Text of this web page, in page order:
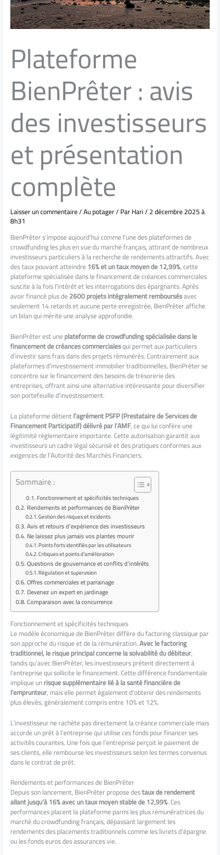
Plateforme
BienPrêter : avis
des investisseurs
et présentation
complète
Laisser un commentaire/Au potager/ ParHari/2 décembre 2025 à
8h31
BienPrêter s’impose aujourd’hui comme l’une des plateformes de
crowdfunding les plus en vue du marché français, attirant de nombreux
investisseurs particuliers à la recherche de rendements attractifs. Avec
des taux pouvant atteindre16% et un taux moyen de 12,99%, cette
plateforme spécialisée dans le financement de créances commerciales
suscite à la fois l’intérêt et les interrogations des épargnants. Après
avoir financé plus de2600 projets intégralement remboursésavec
seulement 14 retards et aucune perte enregistrée, BienPrêter affiche
un bilan qui mérite une analyse approfondie.
BienPrêter est uneplateforme de crowdfunding spécialisée dans le
financement de créances commercialesqui permet aux particuliers
d’investir sans frais dans des projets rémunérés. Contrairement aux
plateformes d’investissement immobilier traditionnelles, BienPrêter se
concentre sur le financement des besoins de trésorerie des
entreprises, offrant ainsi une alternative intéressante pour diversifier
son portefeuille d’investissement.
La plateforme détientl’agrément PSFP (Prestataire de Services de
Financement Participatif) délivré par l’AMF, ce qui lui confère une
légitimité réglementaire importante. Cette autorisation garantit aux
investisseurs un cadre légal sécurisé et des pratiques conformes aux
exigences de l’Autorité des Marchés Financiers.
Sommaire :
Fonctionnement et spécificités techniques
Rendements et performances de BienPrêter
Gestion des risques et incidents
Avis et retours d’expérience des investisseurs
Ne laissez plus jamais vos plantes mourir
Points forts identifiés par les utilisateurs
Critiques et points d’amélioration
Questions de gouvernance et conflits d’intérêts
Régulation et supervision
Offres commerciales et parrainage
Devenez un expert en jardinage
Comparaison avec la concurrence
Fonctionnement et spécificités techniques
Le modèle économique de BienPrêter diffère du factoring classique par
son approche du risque et de la rémunération.Avec le factoring
traditionnel, le risque principal concerne la solvabilité du débiteur,
tandis qu’avec BienPrêter, les investisseurs prêtent directement à
l’entreprise qui sollicite le financement. Cette différence fondamentale
implique unrisque supplémentaire lié à la santé financière de
l’emprunteur, mais elle permet également d’obtenir des rendements
plus élevés, généralement compris entre 10% et 12%.
L’investisseur ne rachète pas directement la créance commerciale mais
accorde un prêt à l’entreprise qui utilise ces fonds pour financer ses
activités courantes. Une fois que l’entreprise perçoit le paiement de
ses clients, elle rembourse les investisseurs selon les termes convenus
dans le contrat de prêt.
Rendements et performances de BienPrêter
Depuis son lancement, BienPrêter propose destaux de rendement
allant jusqu’à 16% avec un taux moyen stable de 12,99%. Ces
performances placent la plateforme parmi les plus rémunératrices du
marché du crowdfunding français, dépassant largement les
rendements des placements traditionnels comme les livrets d’épargne
ou les fonds euros des assurances vie.